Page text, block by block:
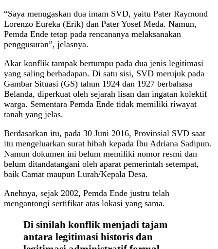
“Saya menugaskan dua imam SVD, yaitu Pater Raymond
Lorenzo Eureka (Erik) dan Pater Yosef Meda. Namun,
Pemda Ende tetap pada rencananya melaksanakan
penggusuran”, jelasnya.
Akar konflik tampak bertumpu pada dua jenis legitimasi
yang saling berhadapan. Di satu sisi, SVD merujuk pada
Gambar Situasi (GS) tahun 1924 dan 1927 berbahasa
Belanda, diperkuat oleh sejarah lisan dan ingatan kolektif
warga. Sementara Pemda Ende tidak memiliki riwayat
tanah yang jelas.
Berdasarkan itu, pada 30 Juni 2016, Provinsial SVD saat
itu mengeluarkan surat hibah kepada Ibu Adriana Sadipun.
Namun dokumen ini belum memiliki nomor resmi dan
belum ditandatangani oleh aparat pemerintah setempat,
baik Camat maupun Lurah/Kepala Desa.
Anehnya, sejak 2002, Pemda Ende justru telah
mengantongi sertifikat atas lokasi yang sama.
Di sinilah konflik menjadi tajam
antara legitimasi historis dan